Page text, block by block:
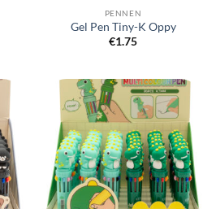
PENNEN
Gel Pen Tiny-K Oppy
€1.75